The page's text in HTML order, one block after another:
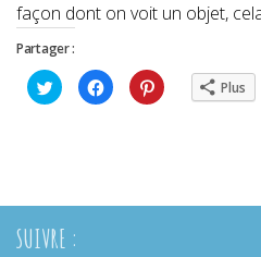
façon dont on voit un objet,
Partager :
Cliquez
pour
partager
Cliquez
pour
partager
Cliquez
pour Plus
SUIVRE :